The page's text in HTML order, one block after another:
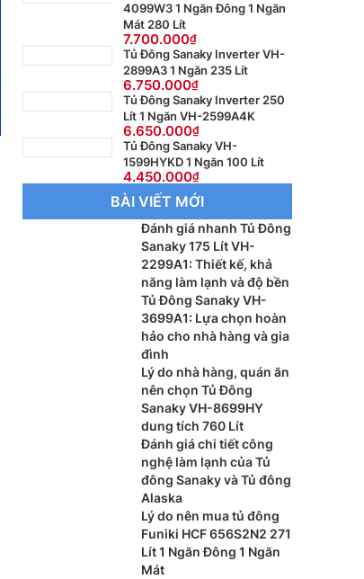
4099W3 1 Ngăn Đông 1 Ngăn
Mát 280 Lít
7.700.000
Tủ Đông Sanaky Inverter VH-
2899A3 1 Ngăn 235 Lít
6.750.000
Tủ Đông Sanaky Inverter 250
Lít 1 Ngăn VH-2599A4K
6.650.000
Tủ Đông Sanaky VH-
1599HYKD 1 Ngăn 100 Lít
4.450.000
BÀI VIẾT MỚI
Đánh giá nhanh Tủ Đông
Sanaky 175 Lít VH-
2299A1: Thiết kế, khả
năng làm lạnh và độ bền
Tủ Đông Sanaky VH-
3699A1: Lựa chọn hoàn
hảo cho nhà hàng và gia
đình
Lý do nhà hàng, quán ăn
nên chọn Tủ Đông
Sanaky VH-8699HY
dung tích 760 Lít
Đánh giá chi tiết công
nghệ làm lạnh của Tủ
đông Sanaky và Tủ đông
Alaska
Lý do nên mua tủ đông
Funiki HCF 656S2N2 271
Lít 1 Ngăn Đông 1 Ngăn
Mát